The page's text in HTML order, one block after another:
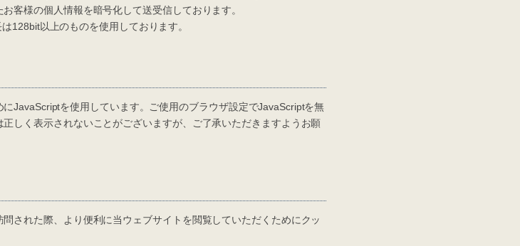
客様の個人情報を暗号化して送受信しております。
128bit以上のものを使用しております。
JavaScriptを使用しています。ご使用のブラウザ設定でJavaScriptを無
しく表示されないことがございますが、ご了承いただきますようお願
された際、より便利に当ウェブサイトを閲覧していただくためにクッ